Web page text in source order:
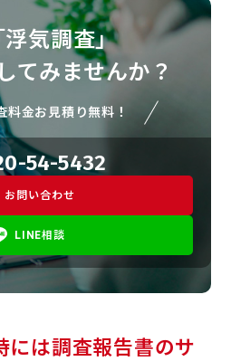
浮気調査」
てみませんか？
料金お見積り無料！
54-5432
お問い合わせ
LINE相談
には調査報告書のサ